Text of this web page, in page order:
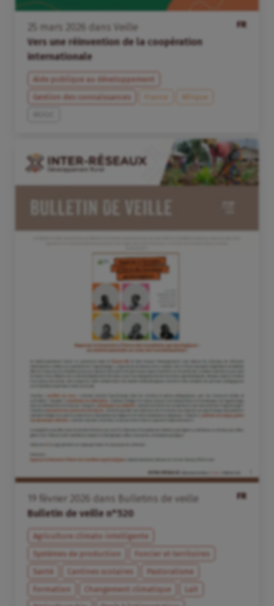
FR
mars dans
Veille
Vers une réinvention de la coopération
internationale
Aide publique au développement
Gestion des connaissances
France
Afrique
FR
février dans
Bulletins de veille
Bulletin de veille n°520
Agriculture climato-intelligente
Systèmes de production
Foncier et territoires
Santé
Cantines scolaires
Pastoralisme
Formation
Changement climatique
Lait